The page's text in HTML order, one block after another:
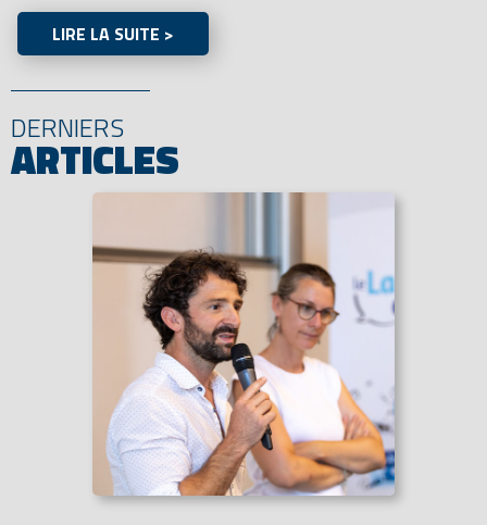
LIRE LA SUITE >
DERNIERS
ARTICLES